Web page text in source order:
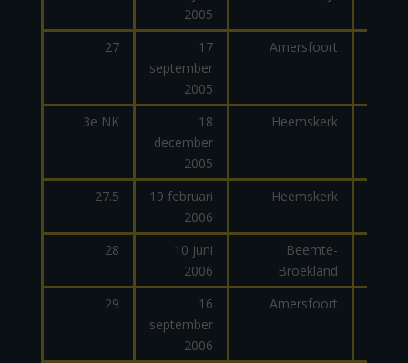
2005
27
17
september
2005
Amersfoort
3e NK
18
december
2005
Heemskerk
27.5
19 februari
2006
Heemskerk
28
10 juni
2006
Beemte-
Broekland
29
16
september
2006
Amersfoort